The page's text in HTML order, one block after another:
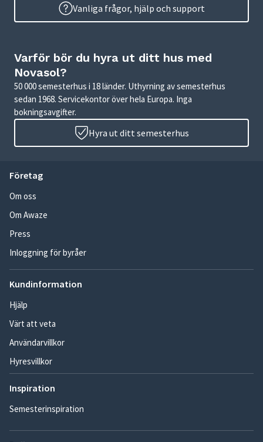
Vanliga frågor, hjälp och support
Varför bör du hyra ut ditt hus med
Novasol?
50 000 semesterhus i 18 länder. Uthyrning av semesterhus
sedan 1968. Servicekontor över hela Europa. Inga
bokningsavgifter.
Hyra ut ditt semesterhus
Företag
Om oss
Om Awaze
Press
Inloggning för byråer
Kundinformation
Hjälp
Värt att veta
Användarvillkor
Hyresvillkor
Inspiration
Semesterinspiration